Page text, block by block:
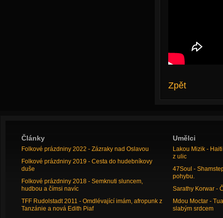
Zpět
Články
Folkové prázdniny 2022 - Zázraky nad Oslavou
Folkové prázdniny 2019 - Cesta do hudebníkovy
duše
Folkové prázdniny 2018 - Semknuti sluncem,
hudbou a čímsi navíc
TFF Rudolstadt 2011 - Omdlévající imám, afropunk z
Tanzánie a nová Edith Piaf
Umělci
Lakou Mizik -
z ulic
47Soul -
pohybu.
Sarathy Korwar -
Mdou Moctar -
slabým srdcem